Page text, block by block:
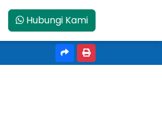
Hubungi Kami